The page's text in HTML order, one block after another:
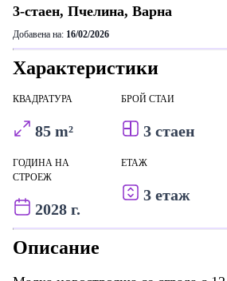
3-стаен, Пчелина, Варна
Добавена на: 16/02/2026
Характеристики
КВАДРАТУРА
85 m²
БРОЙ СТАИ
3 стаен
ГОДИНА НА
СТРОЕЖ
2028 г.
ЕТАЖ
3 етаж
Описание